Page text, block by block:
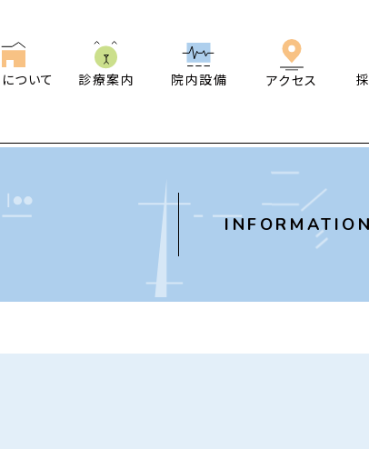
ついて 診療案内 院内設備 アクセス
INFORMATION